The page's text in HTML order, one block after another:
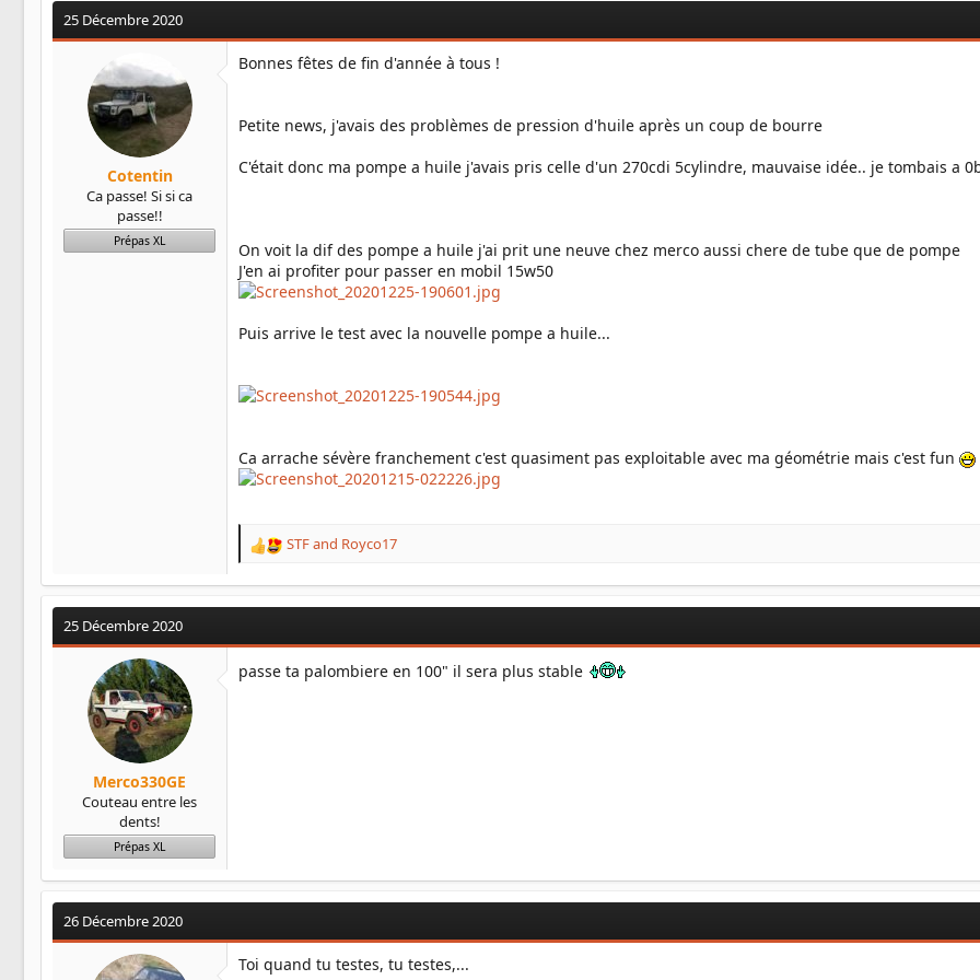
25 Décembre 2020
Cotentin
Ca passe! Si si ca
passe!!
Prépas XL
Bonnes fêtes de fin d'année à tous !
Petite news, j'avais des problèmes de pression d'huile après un coup de bourre
C'était donc ma pompe a huile j'avais pris celle d'un 270cdi 5cylindre, mauvaise idée.. je tombais a
On voit la dif des pompe a huile j'ai prit une neuve chez merco aussi chere de tube que de pompe
J'en ai profiter pour passer en mobil 15w50
Puis arrive le test avec la nouvelle pompe a huile...
Ca arrache sévère franchement c'est quasiment pas exploitable avec ma géométrie mais c'est fun
R
a
c
i
o
STFand Royco17
25 Décembre 2020
Merco330GE
Couteau entre les
dents!
Prépas XL
passe ta palombiere en 100" il sera plus stable
26 Décembre 2020
Toi quand tu testes, tu testes,...